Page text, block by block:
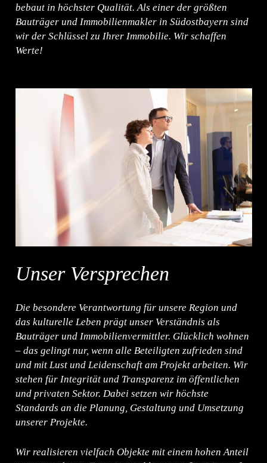
bebaut in höchster Qualität. Als einer der größten
Bauträger und Immobilienmakler in Südostbayern sind
wir der Schlüssel zu Ihrer Immobilie. Wir schaffen
Werte!
Unser Versprechen
Die besondere Verantwortung für unsere Region und
das kulturelle Leben prägt unser Verständnis als
Bauträger und Immobilienvermittler. Glücklich wohnen
– das gelingt nur, wenn alle Beteiligten zufrieden sind
und mit Lust und Leidenschaft am Projekt arbeiten. Wir
stehen für Integrität und Transparenz im öffentlichen
und privaten Sektor. Dabei setzen wir höchste
Standards an die Planung, Gestaltung und Umsetzung
unserer Projekte.
Wir realisieren vielfach Objekte mit einem hohen Anteil